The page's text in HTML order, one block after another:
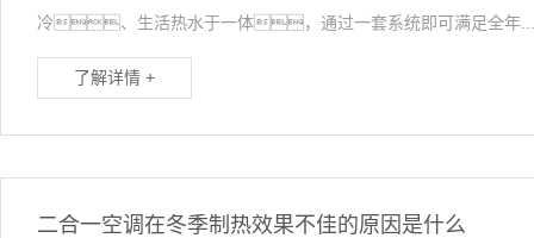
冷、生活热水于一体，通过一套系统即可满足全年...
了解详情 +
二合一空调在冬季制热效果不佳的原因是什么